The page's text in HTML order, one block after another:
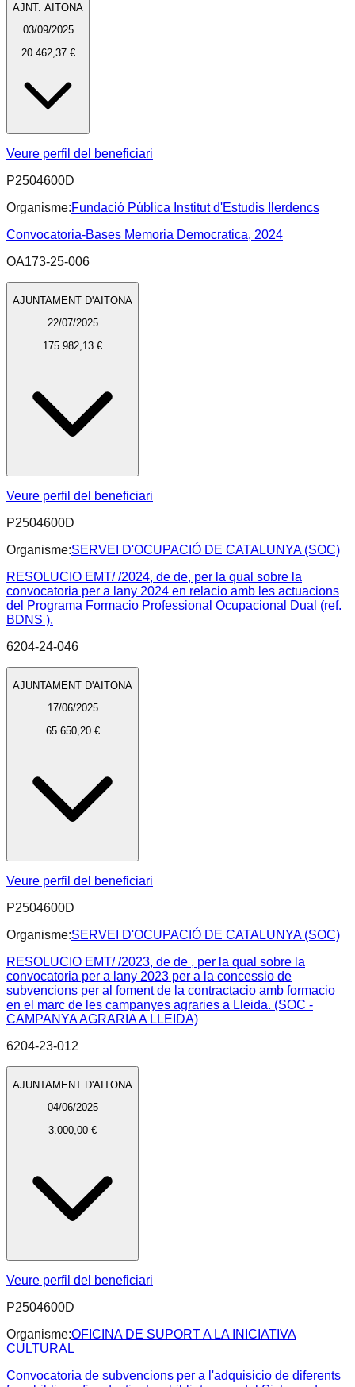
AJNT. AITONA
03/09/2025
20.462,37 €
Veure perfil del beneficiari
P2504600D
Organisme:Fundació Pública Institut d'Estudis Ilerdencs
Convocatoria-Bases Memoria Democratica, 2024
OA173-25-006
AJUNTAMENT D'AITONA
22/07/2025
175.982,13 €
Veure perfil del beneficiari
P2504600D
Organisme:SERVEI D'OCUPACIÓ DE CATALUNYA (SOC)
RESOLUCIO EMT/ /2024, de de, per la qual sobre la
convocatoria per a lany 2024 en relacio amb les actuacions
del Programa Formacio Professional Ocupacional Dual (ref.
BDNS ).
6204-24-046
AJUNTAMENT D'AITONA
17/06/2025
65.650,20 €
Veure perfil del beneficiari
P2504600D
Organisme:SERVEI D'OCUPACIÓ DE CATALUNYA (SOC)
RESOLUCIO EMT/ /2023, de de , per la qual sobre la
convocatoria per a lany 2023 per a la concessio de
subvencions per al foment de la contractacio amb formacio
en el marc de les campanyes agraries a Lleida. (SOC -
CAMPANYA AGRARIA A LLEIDA)
6204-23-012
AJUNTAMENT D'AITONA
04/06/2025
3.000,00 €
Veure perfil del beneficiari
P2504600D
Organisme:OFICINA DE SUPORT A LA INICIATIVA
CULTURAL
Convocatoria de subvencions per a l'adquisicio de diferents